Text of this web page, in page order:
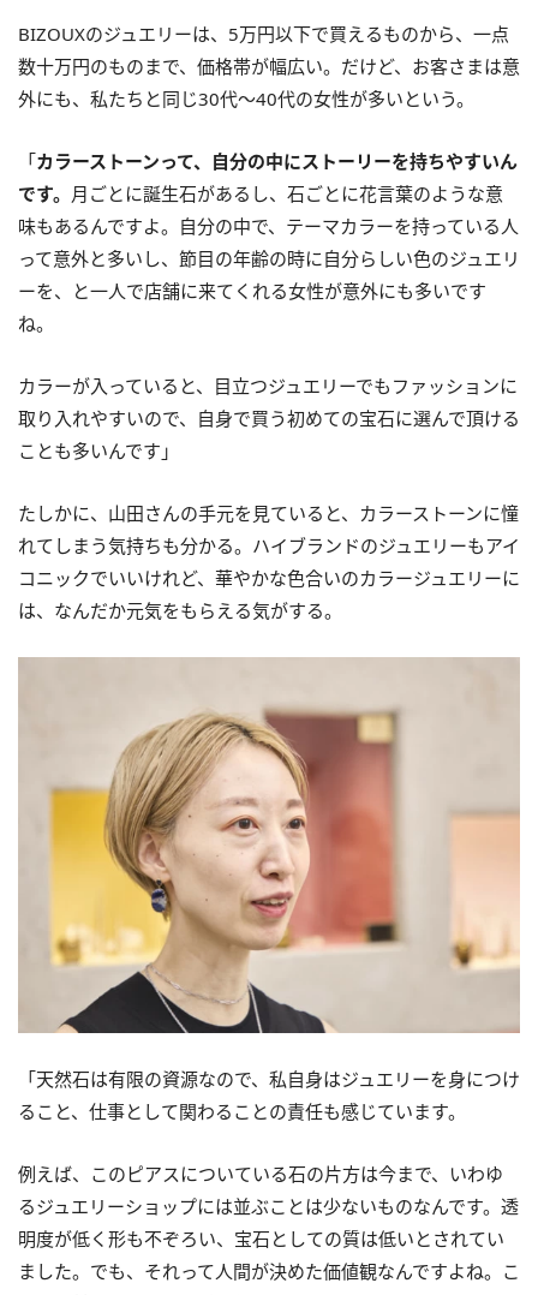
BIZOUXのジュエリーは、5万円以下で買えるものから、一点
数十万円のものまで、価格帯が幅広い。だけど、お客さまは意
外にも、私たちと同じ30代～40代の女性が多いという。
「カラーストーンって、自分の中にストーリーを持ちやすいん
です。 月ごとに誕生石があるし、石ごとに花言葉のような意
味もあるんですよ。自分の中で、テーマカラーを持っている人
って意外と多いし、節目の年齢の時に自分らしい色のジュエリ
ーを、と一人で店舗に来てくれる女性が意外にも多いです
ね。
カラーが入っていると、目立つジュエリーでもファッションに
取り入れやすいので、自身で買う初めての宝石に選んで頂ける
ことも多いんです」
たしかに、山田さんの手元を見ていると、カラーストーンに憧
れてしまう気持ちも分かる。ハイブランドのジュエリーもアイ
コニックでいいけれど、華やかな色合いのカラージュエリーに
は、なんだか元気をもらえる気がする。
「天然石は有限の資源なので、私自身はジュエリーを身につけ
ること、仕事として関わることの責任も感じています。
例えば、このピアスについている石の片方は今まで、いわゆ
るジュエリーショップには並ぶことは少ないものなんです。透
明度が低く形も不ぞろい、宝石としての質は低いとされてい
ました。でも、それって人間が決めた価値観なんですよね。こ